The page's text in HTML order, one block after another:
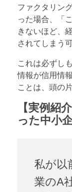
ファクタリン
った場合、「
きないほど、
されてしまう
これは必ずし
情報が信用情
ことは、頭の
【実例紹
った中小
私が以
業のA